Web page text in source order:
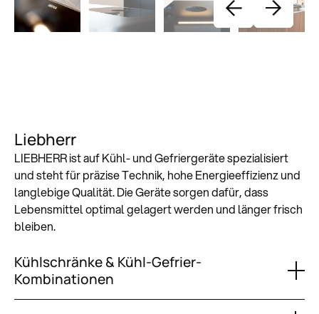
Liebherr
LIEBHERR ist auf Kühl- und Gefriergeräte spezialisiert
und steht für präzise Technik, hohe Energieeffizienz und
langlebige Qualität. Die Geräte sorgen dafür, dass
Lebensmittel optimal gelagert werden und länger frisch
bleiben.
Kühlschränke & Kühl-Gefrier-
Kombinationen